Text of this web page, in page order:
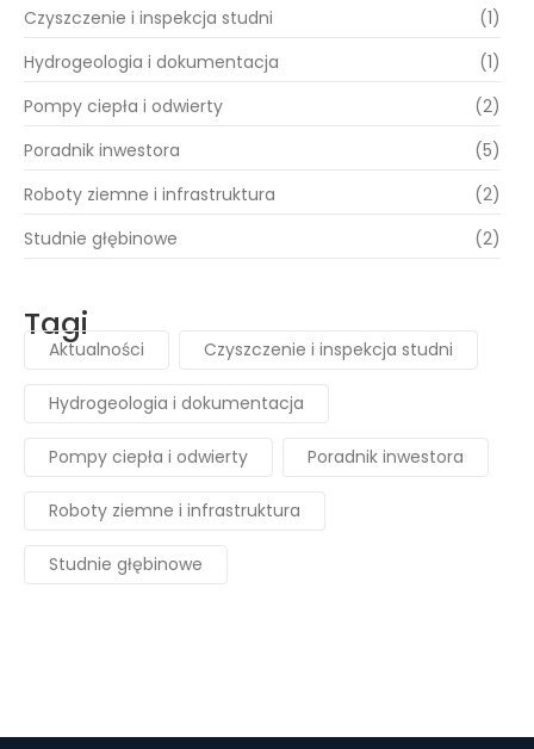
Czyszczenie i inspekcja studni
(1)
Hydrogeologia i dokumentacja
(1)
Pompy ciepła i odwierty
(2)
Poradnik inwestora
(5)
Roboty ziemne i infrastruktura
(2)
Studnie głębinowe
(2)
Tagi
Aktualności Czyszczenie i inspekcja studni
Hydrogeologia i dokumentacja
Pompy ciepła i odwierty Poradnik inwestora
Roboty ziemne i infrastruktura
Studnie głębinowe